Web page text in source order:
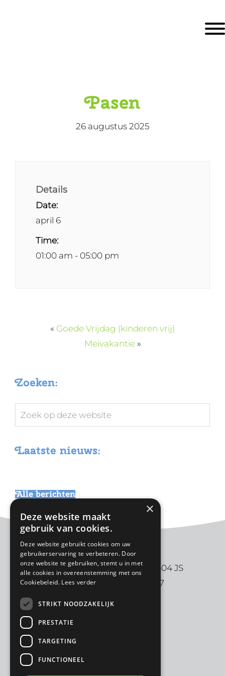
Pasen
26 augustus 2025
Details
Date:
april 6
Time:
01:00 am - 05:00 pm
« Goede Vrijdag (kinderen vrij)
Meivakantie»
Zoeken:
Zoek
op
website
Laatste nieuws:
Alle berichten
De Ark | Aalbersestraat 2 | 3404 JS
IJsselstein | 030-6880997
×
Deze website maakt
gebruik van cookies.
Deze website gebruikt cookies om uw
gebruikerservaring te verbeteren. Door
onze website te gebruiken, stemt u in met
alle cookies in overeenstemming met ons
Cookiebeleid. Lees verder
STRIKT NOODZAKELIJK
PRESTATIE
TARGETING
FUNCTIONEEL